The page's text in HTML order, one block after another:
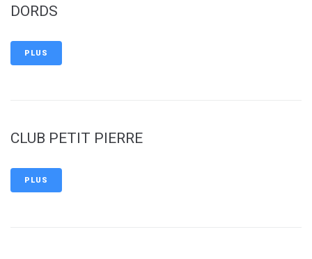
DORDS
PLUS
CLUB PETIT PIERRE
PLUS